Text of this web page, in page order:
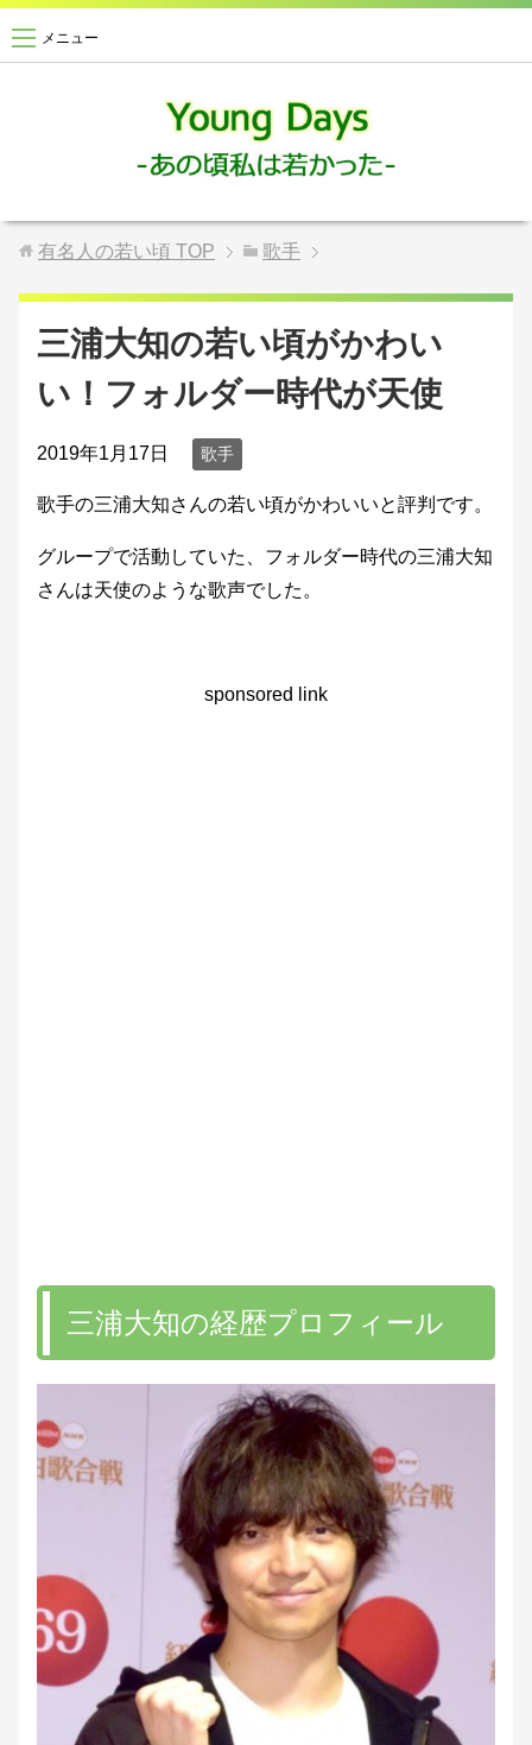
メニュー
有名人の若い頃 TOP 歌手
三浦大知の若い頃がかわい
い！フォルダー時代が天使
2019年1月17日 歌手
歌手の三浦大知さんの若い頃がかわいいと評判です。
グループで活動していた、フォルダー時代の三浦大知
さんは天使のような歌声でした。
sponsored link
三浦大知の経歴プロフィール